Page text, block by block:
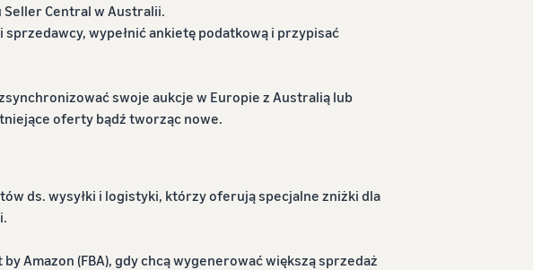
Seller Central w Australii.
wypełnić ankietę podatkową i przypisać
swoje aukcje w Europie z Australią lub
oferty bądź tworząc nowe.
ds. wysyłki i logistyki, którzy oferują specjalne zniżki dla
Amazon (FBA), gdy chcą wygenerować większą sprzedaż